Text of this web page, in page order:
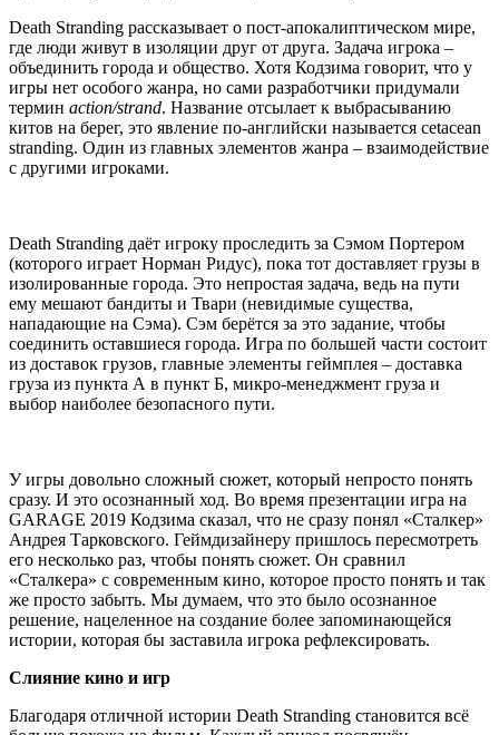
Death Stranding рассказывает о пост-апокалиптическом мире,
где люди живут в изоляции друг от друга. Задача игрока –
объединить города и общество. Хотя Кодзима говорит, что у
игры нет особого жанра, но сами разработчики придумали
термин action/strand. Название отсылает к выбрасыванию
китов на берег, это явление по-английски называется cetacean
stranding. Один из главных элементов жанра – взаимодействие
с другими игроками.
Death Stranding даёт игроку проследить за Сэмом Портером
(которого играет Норман Ридус), пока тот доставляет грузы в
изолированные города. Это непростая задача, ведь на пути
ему мешают бандиты и Твари (невидимые существа,
нападающие на Сэма). Сэм берётся за это задание, чтобы
соединить оставшиеся города. Игра по большей части состоит
из доставок грузов, главные элементы геймплея – доставка
груза из пункта А в пункт Б, микро-менеджмент груза и
выбор наиболее безопасного пути.
У игры довольно сложный сюжет, который непросто понять
сразу. И это осознанный ход. Во время презентации игра на
GARAGE 2019 Кодзима сказал, что не сразу понял «Сталкер»
Андрея Тарковского. Геймдизайнеру пришлось пересмотреть
его несколько раз, чтобы понять сюжет. Он сравнил
«Сталкера» с современным кино, которое просто понять и так
же просто забыть. Мы думаем, что это было осознанное
решение, нацеленное на создание более запоминающейся
истории, которая бы заставила игрока рефлексировать.
Слияние кино и игр
Благодаря отличной истории Death Stranding становится всё